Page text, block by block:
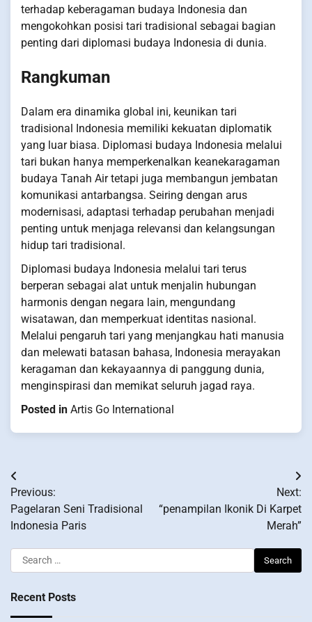
terhadap keberagaman budaya Indonesia dan
mengokohkan posisi tari tradisional sebagai bagian
penting dari diplomasi budaya Indonesia di dunia.
Rangkuman
Dalam era dinamika global ini, keunikan tari
tradisional Indonesia memiliki kekuatan diplomatik
yang luar biasa. Diplomasi budaya Indonesia melalui
tari bukan hanya memperkenalkan keanekaragaman
budaya Tanah Air tetapi juga membangun jembatan
komunikasi antarbangsa. Seiring dengan arus
modernisasi, adaptasi terhadap perubahan menjadi
penting untuk menjaga relevansi dan kelangsungan
hidup tari tradisional.
Diplomasi budaya Indonesia melalui tari terus
berperan sebagai alat untuk menjalin hubungan
harmonis dengan negara lain, mengundang
wisatawan, dan memperkuat identitas nasional.
Melalui pengaruh tari yang menjangkau hati manusia
dan melewati batasan bahasa, Indonesia merayakan
keragaman dan kekayaannya di panggung dunia,
menginspirasi dan memikat seluruh jagad raya.
Posted in Artis Go International
Post
navigation
Previous:
Pagelaran Seni Tradisional
Indonesia Paris
Next:
“penampilan Ikonik Di Karpet
Merah”
Search
for:
Recent Posts